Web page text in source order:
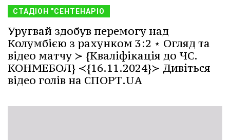
СТАДІОН "СЕНТЕНАРІО
Уругвай здобув перемогу над
Колумбією з рахунком 3:2 ⋆ Огляд та
відео матчу ≻ {Кваліфікація до ЧС.
КОНМЕБОЛ} ≺{16.11.2024}≻ Дивіться
відео голів на СПОРТ.UA